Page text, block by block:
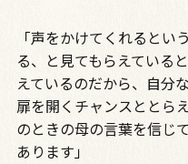
「声をかけてくれると
る、と見てもらえている
えているのだから、自分
扉を開くチャンスととら
のときの母の言葉を信じ
あります」